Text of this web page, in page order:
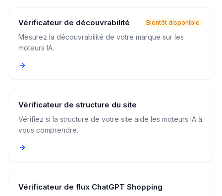
Vérificateur de découvrabilité Bientôt disponible
Mesurez la découvrabilité de votre marque sur les
moteurs IA.
Vérificateur de structure du site
Vérifiez si la structure de votre site aide les moteurs IA à
vous comprendre.
Vérificateur de flux ChatGPT Shopping